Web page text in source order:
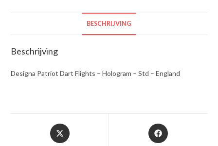
BESCHRIJVING
Beschrijving
Designa Patriot Dart Flights – Hologram – Std – England
Opent
in
Opent
in